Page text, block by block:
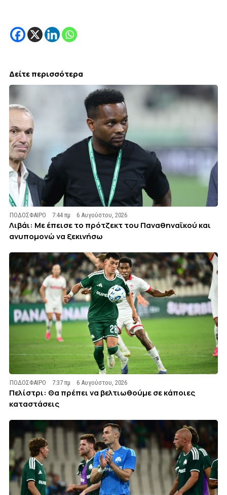
Δείτε περισσότερα
ΠΟΔΟΣΦΑΙΡΟ 7:44 πμ 6 Αυγούστου, 2026
Λιβάι: Με έπεισε το πρότζεκτ του Παναθηναϊκού και
ανυπομονώ να ξεκινήσω
ΠΟΔΟΣΦΑΙΡΟ 7:37 πμ 6 Αυγούστου, 2026
Πελίστρι: Θα πρέπει να βελτιωθούμε σε κάποιες
καταστάσεις